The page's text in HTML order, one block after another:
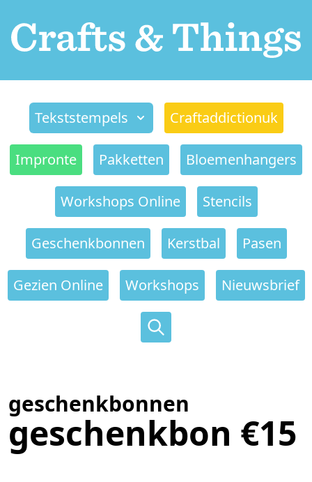
Tekststempels Craftaddictionuk
Impronte Pakketten Bloemenhangers
Workshops Online Stencils
Geschenkbonnen Kerstbal Pasen
Gezien Online Workshops Nieuwsbrief
geschenkbonnen
geschenkbon €15